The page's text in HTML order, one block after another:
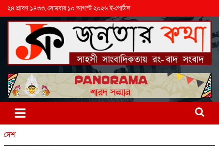
২৪ শ্রাবণ ১৪৩৩, সোমবার ১০ আগস্ট ২০২৬ ই-পোর্টাল
দেশ